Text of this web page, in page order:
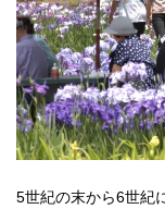
5世紀の末から6世紀